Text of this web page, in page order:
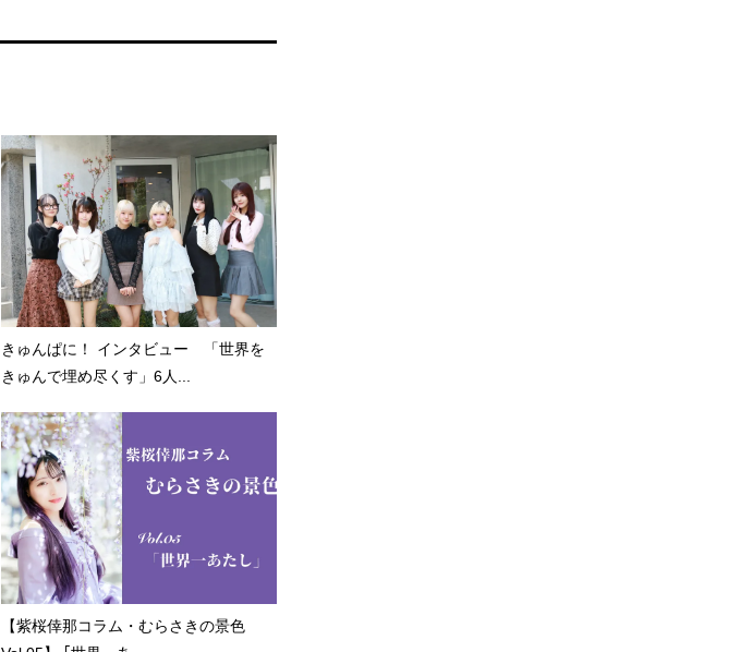
きゅんぱに！ インタビュー 「世界を
きゅんで埋め尽くす」6人...
【紫桜倖那コラム・むらさきの景色